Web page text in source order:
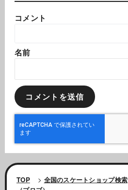
コメント
名前
TOP > 全国のスケートショップ検索